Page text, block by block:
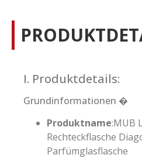
I. Produktdetails:
Grundinformationen �
Produktname:MUB
Rechteckflasche
Parfümglasflasche